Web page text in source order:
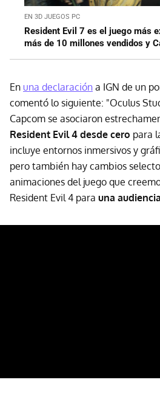
EN 3D JUEGOS PC
Resident Evil 7 es el juego más
más de 10 millones vendidos y
En una declaración a IGN de un
comentó lo siguiente: "Oculus
Capcom se asociaron
Resident Evil 4 desde cero para
incluye entornos inmersivos y
pero también hay cambios
animaciones del juego que
Resident Evil 4 para una